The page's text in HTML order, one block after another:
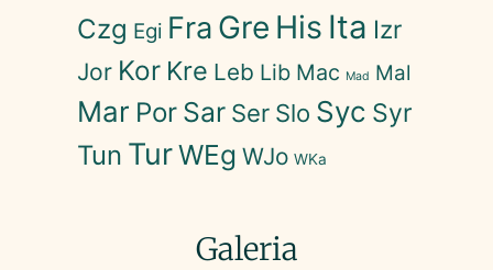
Czg Egi Fra Gre His Ita Izr
Jor Kor Kre Leb Lib Mac Mad Mal
Mar Por Sar Ser Slo Syc Syr
Tun TurWEg WJo WKa
Galeria